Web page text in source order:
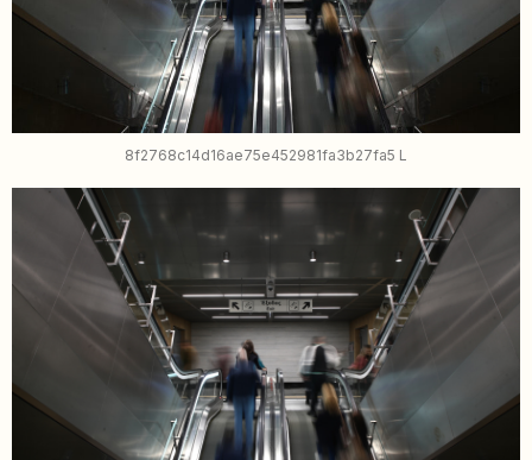
8f2768c14d16ae75e452981fa3b27fa5 L